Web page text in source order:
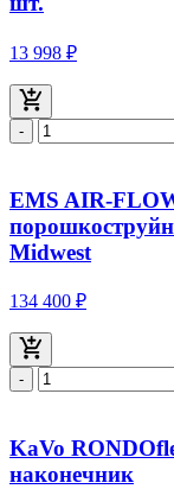
13 998 ₽
-
EMS AIR-
Midwest
134 400 ₽
-
KaVo
наконечник